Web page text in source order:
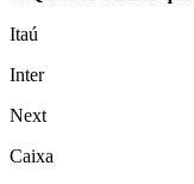
Itaú
Inter
Next
Caixa